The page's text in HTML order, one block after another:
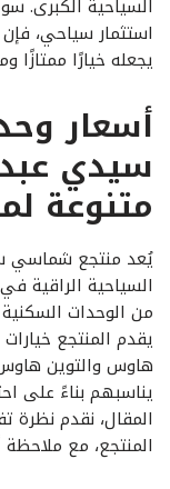
السياحية الكبرى.
استثمار سياحي،
يجعله خيارًا ممتازًا
أسعار
سيدي
متنوعة
يُعد منتجع شماسي
السياحية الراقية
من الوحدات
يقدم المنتجع
هاوس والتوين هاوس،
يناسبهم بناءً على
المقال، نقدم نظرة
المنتجع، مع